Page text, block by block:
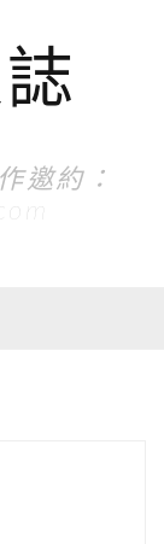
邀約：